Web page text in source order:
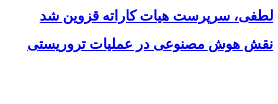
لطفی، سرپرست هیات کاراته قزوین شد
نقش هوش مصنوعی در عملیات تروریستی